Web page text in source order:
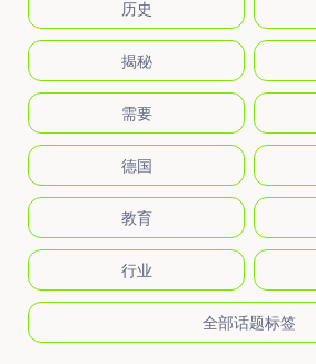
历史
揭秘
需要
德国
教育
行业
全部话题标签